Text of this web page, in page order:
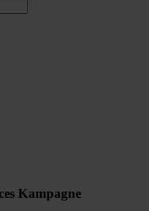
Kampagne